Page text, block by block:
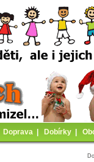
Doprava Dobírky